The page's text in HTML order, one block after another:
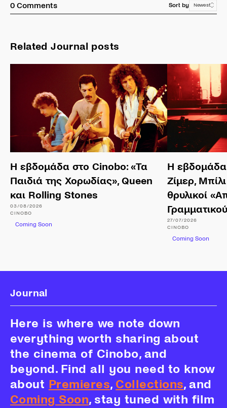
0 Comments Sort by Newest
Related Journal posts
Η εβδομάδα στο Cinobo: «Τα
Παιδιά της Χορωδίας», Queen
και Rolling Stones
03/08/2026
CINOBO
Coming Soon
Η
Ζίμερ, Μπίλι
θρυλικοί
Γραμματικού
27/07/2026
CINOBO
Coming Soon
Journal
Here is where we note down
everything worth sharing about
the cinema of Cinobo, and
beyond. Find all you need to know
about Premieres, Collections, and
Coming Soon, stay tuned with film